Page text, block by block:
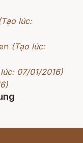
lúc:
(Tạo lúc:
07/01/2016)